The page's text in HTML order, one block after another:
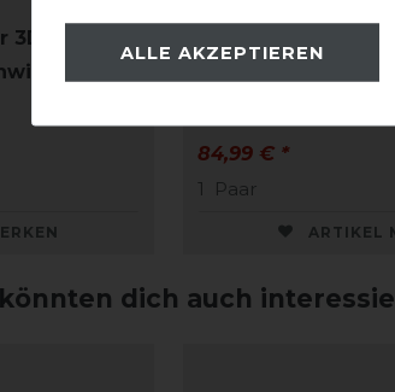
Spacer
84,99 € *
1
Paar
ARTIKEL
dich auch
ALLE AKZEPTIEREN